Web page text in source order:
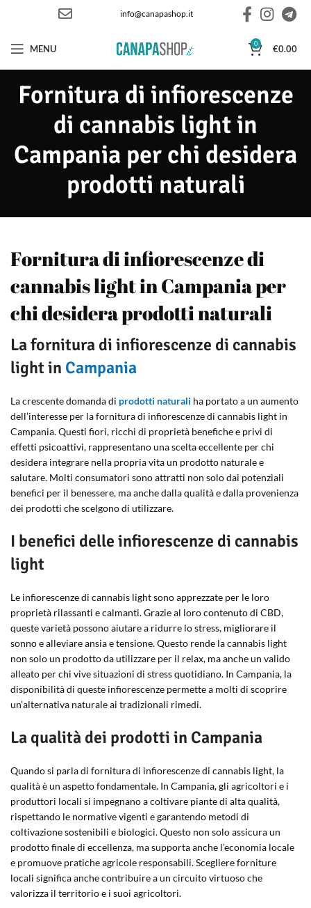
info@canapashop.it
MENU 0 €0.00
Fornitura di infiorescenze
di cannabis light in
Campania per chi desidera
prodotti naturali
Fornitura di infiorescenze di
cannabis light in Campania per
chi desidera prodotti naturali
La fornitura di infiorescenze di cannabis
light in Campania
La crescente domanda di prodotti naturali ha portato a un aumento
dell’interesse per la fornitura di infiorescenze di cannabis light in
Campania. Questi fiori, ricchi di proprietà benefiche e privi di
effetti psicoattivi, rappresentano una scelta eccellente per chi
desidera integrare nella propria vita un prodotto naturale e
salutare. Molti consumatori sono attratti non solo dai potenziali
benefici per il benessere, ma anche dalla qualità e dalla provenienza
dei prodotti che scelgono di utilizzare.
I benefici delle infiorescenze di cannabis
light
Le infiorescenze di cannabis light sono apprezzate per le loro
proprietà rilassanti e calmanti. Grazie al loro contenuto di CBD,
queste varietà possono aiutare a ridurre lo stress, migliorare il
sonno e alleviare ansia e tensione. Questo rende la cannabis light
non solo un prodotto da utilizzare per il relax, ma anche un valido
alleato per chi vive situazioni di stress quotidiano. In Campania, la
disponibilità di queste infiorescenze permette a molti di scoprire
un’alternativa naturale ai tradizionali rimedi.
La qualità dei prodotti in Campania
Quando si parla di fornitura di infiorescenze di cannabis light, la
qualità è un aspetto fondamentale. In Campania, gli agricoltori e i
produttori locali si impegnano a coltivare piante di alta qualità,
rispettando le normative vigenti e garantendo metodi di
coltivazione sostenibili e biologici. Questo non solo assicura un
prodotto finale di eccellenza, ma supporta anche l’economia locale
e promuove pratiche agricole responsabili. Scegliere forniture
locali significa anche contribuire a un circuito virtuoso che
valorizza il territorio e i suoi agricoltori.